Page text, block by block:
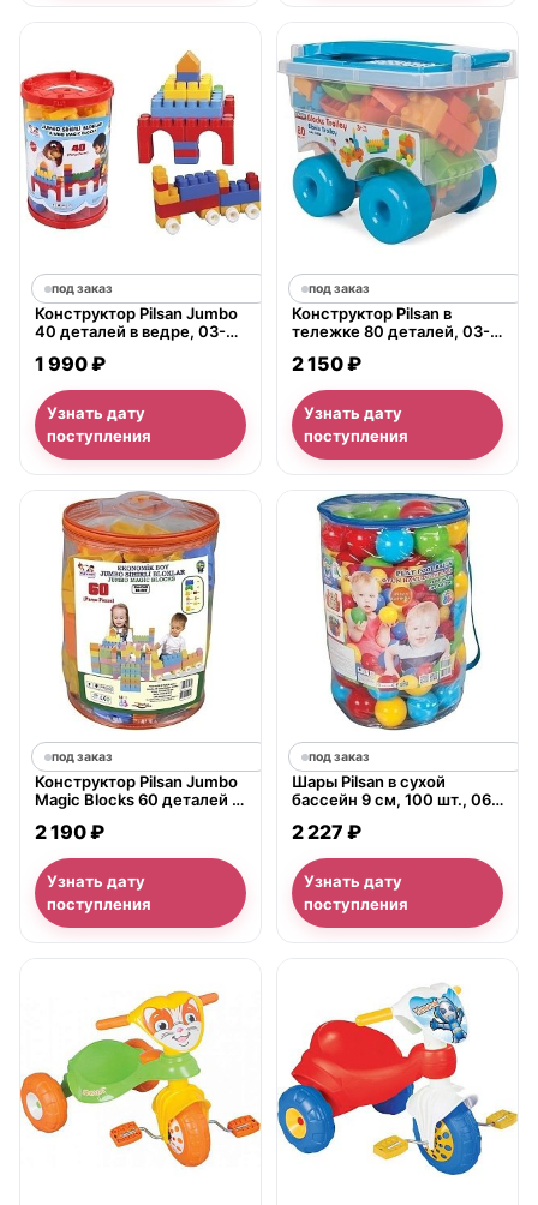
под заказ
Конструктор Pilsan Jumbo
40 деталей в ведре, 03-
1 990 ₽
Узнать дату
поступления
под заказ
Конструктор Pilsan в
тележке 80 деталей, 03-
2 150 ₽
Узнать дату
поступления
под заказ
Конструктор Pilsan Jumbo
Magic Blocks 60 деталей в
2 190 ₽
Узнать дату
поступления
под заказ
Шары Pilsan в сухой
бассейн 9 см, 100 шт., 06-
2 227 ₽
Узнать дату
поступления